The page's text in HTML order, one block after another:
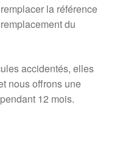
la référence
du
accidentés, elles
nous offrons une
12 mois.